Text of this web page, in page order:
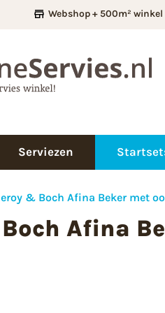
Webshop + 500m² winkel
Serviezen
& Boch Afina Beker met
Afina